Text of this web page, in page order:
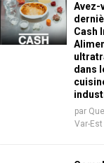
Avez-
Cash
dans
par
Var-Est